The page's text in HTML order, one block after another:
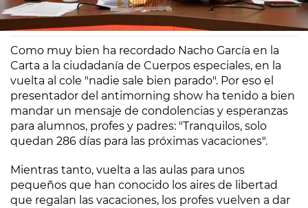
Europa FM
Madrid 10/09/2024 08:42
Como muy bien ha recordado Nacho García en la
Carta a la ciudadanía de Cuerpos especiales, en la
vuelta al cole "nadie sale bien parado". Por eso el
presentador del antimorning show ha tenido a bien
mandar un mensaje de condolencias y esperanzas
para alumnos, profes y padres: "Tranquilos, solo
quedan 286 días para las próximas vacaciones".
Mientras tanto, vuelta a las aulas para unos
pequeños que han conocido los aires de libertad
que regalan las vacaciones, los profes vuelven a dar